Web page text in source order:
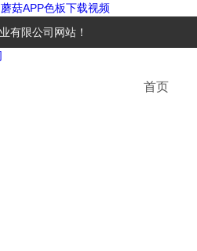
菇APP色板下载视频
有限公司 网站！
首页